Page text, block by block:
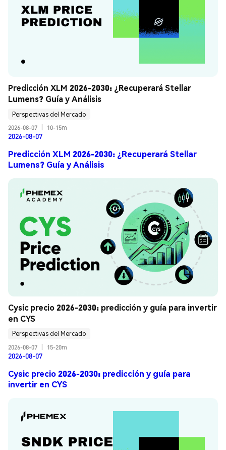
Predicción XLM 2026-2030: ¿Recuperará Stellar
Lumens? Guía y Análisis
Perspectivas del Mercado
2026-08-07
10-15m
2026-08-07
Predicción XLM 2026-2030: ¿Recuperará Stellar
Lumens? Guía y Análisis
Cysic precio 2026-2030: predicción y guía para invertir
en CYS
Perspectivas del Mercado
2026-08-07
15-20m
2026-08-07
Cysic precio 2026-2030: predicción y guía para
invertir en CYS